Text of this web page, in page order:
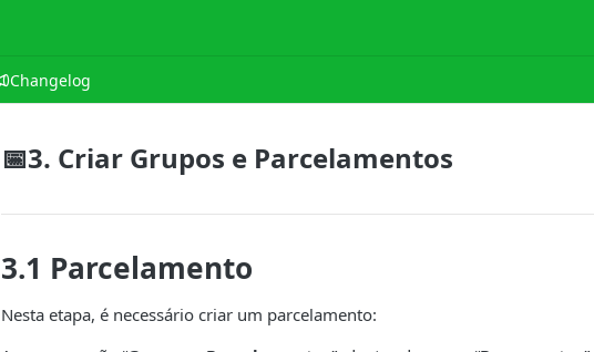
Changelog
📅3. Criar Grupos e Parcelamentos
3.1 Parcelamento
Nesta etapa, é necessário criar um parcelamento: